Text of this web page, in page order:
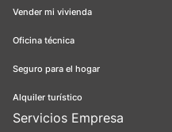
Vender mi vivienda
Oficina técnica
Seguro para el hogar
Alquiler turístico
Servicios Empresa